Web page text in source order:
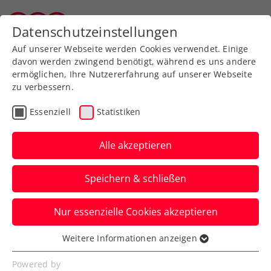
Zurück zur Newsübersicht
Turniere
French Open: Schwärzler
stürmt in 65 Minuten ins
Achtelfinale
Die große ÖTV-Zukunftshoffnung gibt sich
beim zweiten Auftritt beim Jugend-Grand-
Slam in Paris keine Blöße.
Verfasst von: Manuel Wachta, 04.06.2024
Datenschutzeinstellungen
Auf unserer Webseite werden Cookies verwendet. Einige
davon werden zwingend benötigt, während es uns andere
ermöglichen, Ihre Nutzererfahrung auf unserer Webseite
zu verbessern.
Essenziell Statistiken
Alle akzeptieren
Speichern & schließen
Nur essenzielle Cookies akzeptieren
Essenziell
Essenzielle Cookies werden für grundlegende
Weitere Informationen anzeigen
Powered by